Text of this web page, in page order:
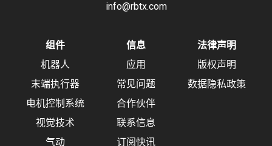
info@rbtx.com
组件
机器人
末端执行器
电机控制系统
视觉技术
气动
信息
应用
常见问题
合作伙伴
联系信息
订阅快讯
法律声明
版权声明
数据隐私政策